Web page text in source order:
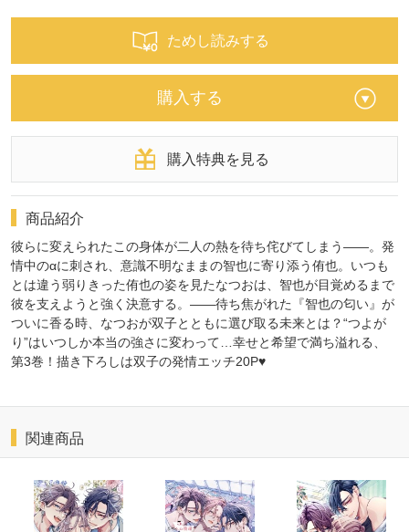
ためし読みする
購入する
購入特典を見る
商品紹介
彼らに変えられたこの身体が二人の熱を待ち侘びてしまう――。発
情中のαに刺され、意識不明なままの智也に寄り添う侑也。いつも
とは違う弱りきった侑也の姿を見たなつおは、智也が目覚めるまで
彼を支えようと強く決意する。――待ち焦がれた『智也の匂い』が
ついに香る時、なつおが双子とともに選び取る未来とは？“つよが
り”はいつしか本当の強さに変わって…幸せと希望で満ち溢れる、
第3巻！描き下ろしは双子の発情エッチ20P♥
関連商品